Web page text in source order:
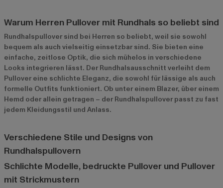
Warum Herren Pullover mit Rundhals so beliebt sind
Rundhalspullover sind bei Herren so beliebt, weil sie sowohl
bequem als auch vielseitig einsetzbar sind. Sie bieten eine
einfache, zeitlose Optik, die sich mühelos in verschiedene
Looks integrieren lässt. Der Rundhalsausschnitt verleiht dem
Pullover eine schlichte Eleganz, die sowohl für lässige als auch
formelle Outfits funktioniert. Ob unter einem Blazer, über einem
Hemd oder allein getragen – der Rundhalspullover passt zu fast
jedem Kleidungsstil und Anlass.
Verschiedene Stile und Designs von
Rundhalspullovern
Schlichte Modelle, bedruckte Pullover und Pullover
mit Strickmustern